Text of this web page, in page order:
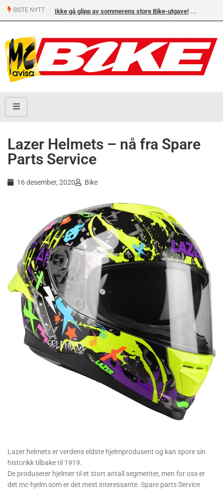
SISTE NYTT Ikke gå glipp av sommerens store Bike-utgave!
Lazer Helmets – nå fra Spare
Parts Service
16 desember, 2020 Bike
Lazer helmets er verdens eldste hjelmprodusent og kan spore sin
historikk tilbake til 1919.
De produserer hjelmer til et stort antall segmenter, men for oss er
det mc-hjelm som er det mest interessante. Spare parts Service